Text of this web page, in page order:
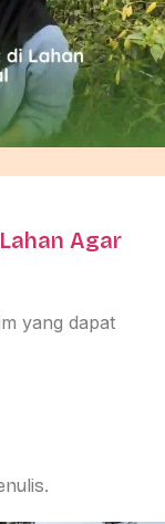
Agar
yang dapat